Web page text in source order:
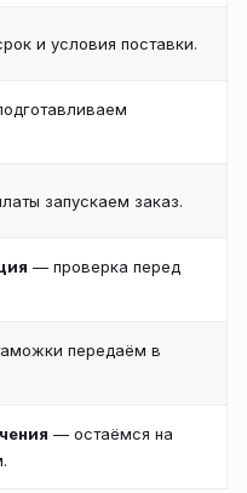
и условия поставки.
запускаем заказ.
— проверка перед
передаём в
— остаёмся на